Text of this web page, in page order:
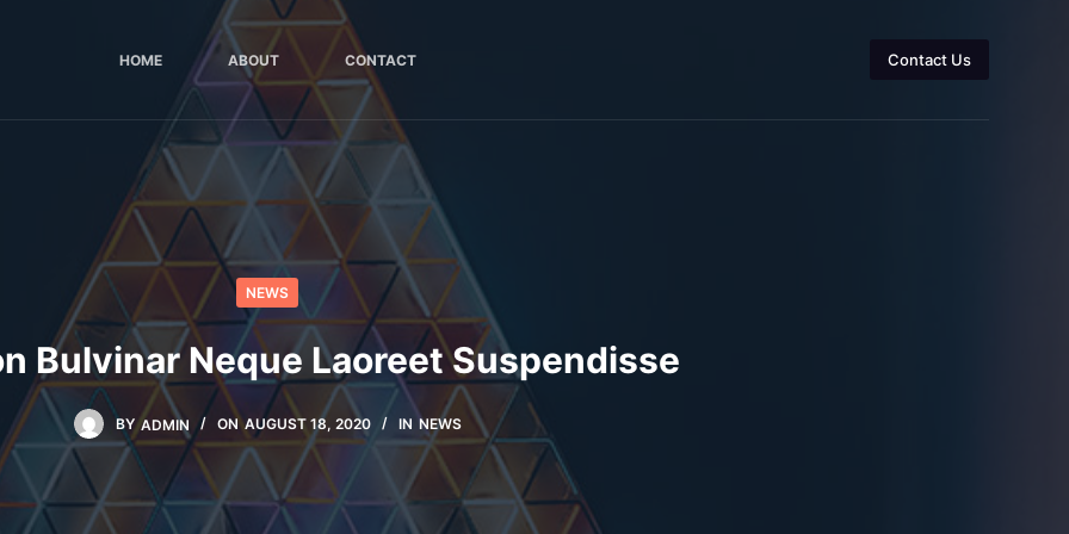
HOME ABOUT CONTACT Contact Us
NEWS
Bulvinar Neque Laoreet Suspendisse
BY ADMIN ON AUGUST 18, 2020 IN NEWS